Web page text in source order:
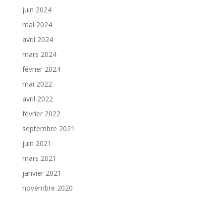
juin 2024
mai 2024
avril 2024
mars 2024
février 2024
mai 2022
avril 2022
février 2022
septembre 2021
juin 2021
mars 2021
janvier 2021
novembre 2020